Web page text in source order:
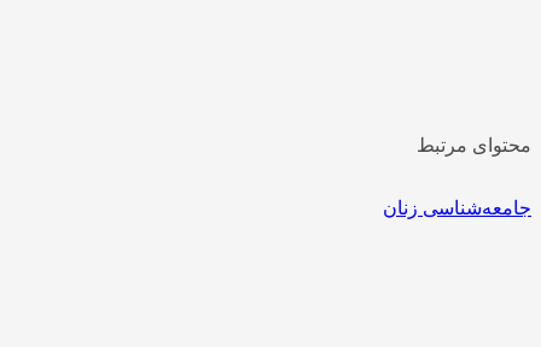
محتوای مرتبط
جامعه‌شناسی زنان